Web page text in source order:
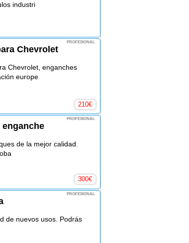
industri
PROFESIONAL
Chevrolet
Chevrolet, enganches
europe
210€
PROFESIONAL
enganche
de la mejor calidad.
300€
PROFESIONAL
de nuevos usos. Podrás